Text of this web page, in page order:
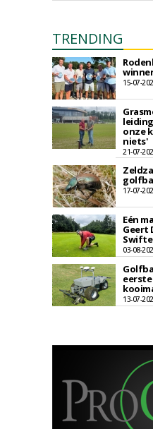
TRENDING
15-07-
onze
niets'
21-07-
17-07-
Eén
Geert
03-08-
eerste
13-07-